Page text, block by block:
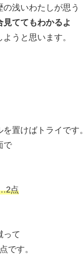
浅いわたしが思う
ててもわかるよ
うと思います。
置けばトライです。
で
点
って
です。